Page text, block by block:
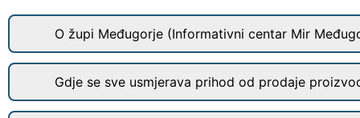
O župi Međugorje (Informativni centar Mir
Gdje se sve usmjerava prihod od prodaje